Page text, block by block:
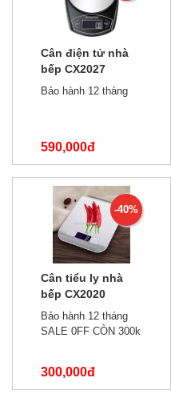
Cân điện tử nhà
bếp CX2027
5kg/0.1g
Bảo hành 12 tháng
590,000đ
650,000đ
-40%
Cân tiểu ly nhà
bếp CX2020
5kg/1g
Bảo hành 12 tháng
SALE 0FF CÒN 300k
300,000đ
500,000đ